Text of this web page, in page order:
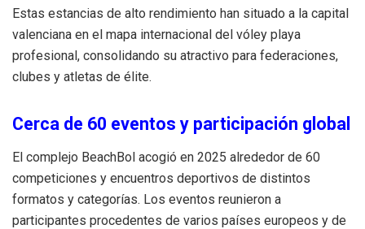
Estas estancias de alto rendimiento han situado a la capital
valenciana en el mapa internacional del vóley playa
profesional, consolidando su atractivo para federaciones,
clubes y atletas de élite.
Cerca de 60 eventos y participación global
El complejo BeachBol acogió en 2025 alrededor de 60
competiciones y encuentros deportivos de distintos
formatos y categorías. Los eventos reunieron a
participantes procedentes de varios países europeos y de